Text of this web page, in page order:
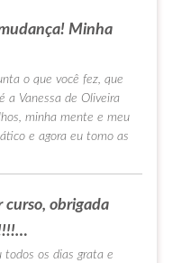
Minha
o que você fez, que
a Vanessa de Oliveira
minha mente e meu
e agora eu tomo as
curso, obrigada
os dias grata e